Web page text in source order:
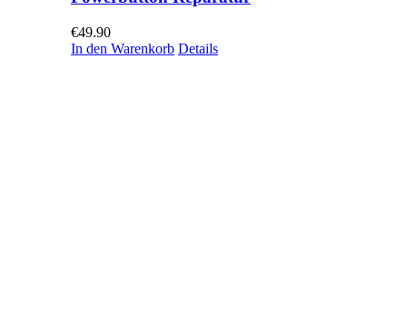
€49.90
In den Warenkorb Details